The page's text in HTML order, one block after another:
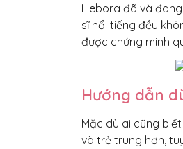
Hebora đã và
sĩ nổi tiếng đều
được chứng minh
Hướng dẫn
Mặc dù ai cũng
và trẻ trung hơn,